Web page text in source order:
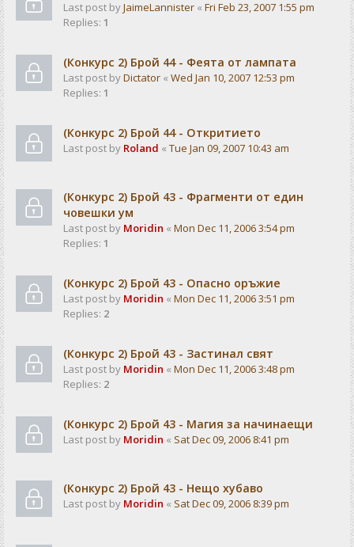
Last post byJaimeLannister « Fri Feb 23, 2007 1:55 pm
Replies: 1
(Конкурс 2) Брой 44 - Феята от лампата
Last post byDictator « Wed Jan 10, 2007 12:53 pm
Replies: 1
(Конкурс 2) Брой 44 - Откритието
Last post by Roland « Tue Jan 09, 2007 10:43 am
(Конкурс 2) Брой 43 - Фрагменти от един
човешки ум
Last post by Moridin « Mon Dec 11, 2006 3:54 pm
Replies: 1
(Конкурс 2) Брой 43 - Опасно оръжие
Last post by Moridin « Mon Dec 11, 2006 3:51 pm
Replies: 2
(Конкурс 2) Брой 43 - Застинал свят
Last post by Moridin « Mon Dec 11, 2006 3:48 pm
Replies: 2
(Конкурс 2) Брой 43 - Магия за начинаещи
Last post by Moridin « Sat Dec 09, 2006 8:41 pm
(Конкурс 2) Брой 43 - Нещо хубаво
Last post by Moridin « Sat Dec 09, 2006 8:39 pm